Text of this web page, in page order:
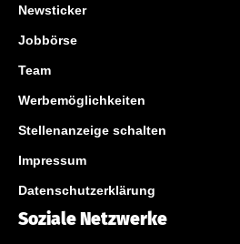
Newsticker
Jobbörse
Team
Werbemöglichkeiten
Stellenanzeige schalten
Impressum
Datenschutzerklärung
Soziale Netzwerke